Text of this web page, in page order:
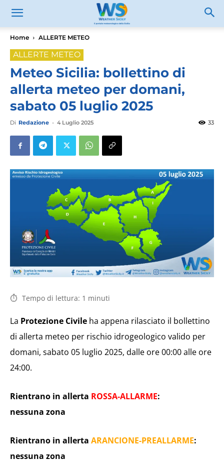
Home ALLERTE METEO
ALLERTE METEO
Meteo Sicilia: bollettino di
allerta meteo per domani,
sabato 05 luglio 2025
Di Redazione - 4 Luglio 2025 33
Tempo di lettura: 1 minuti
La Protezione Civile ha appena rilasciato il bollettino
di allerta meteo per rischio idrogeologico valido per
domani, sabato 05 luglio 2025, dalle ore 00:00 alle ore
24:00.
Rientrano in allerta ROSSA-ALLARME:
nessuna zona
Rientrano in allerta ARANCIONE-PREALLARME:
nessuna zona